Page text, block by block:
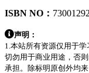
ISBN NO：
声明：
1.本站所有资源仅用于
切勿用于商业用途，否
承担。除标明原创外均